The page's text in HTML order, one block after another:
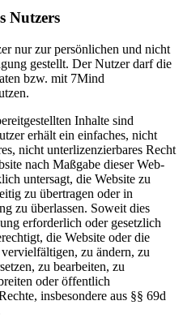
Nutzers
nur zur persönlichen und nicht
gestellt. Der Nutzer darf die
bzw. mit 7Mind
Inhalte sind
erhält ein einfaches, nicht
nicht unterlizenzierbares Recht
nach Maßgabe dieser Web-
untersagt, die Website zu
zu übertragen oder in
zu überlassen. Soweit dies
erforderlich oder gesetzlich
die Website oder die
zu ändern, zu
zu bearbeiten, zu
oder öffentlich
insbesondere aus §§ 69d